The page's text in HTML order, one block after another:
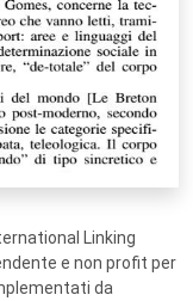
Linking
e non profit per
da